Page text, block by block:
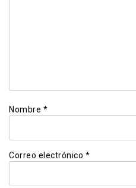
Nombre *
Correo electrónico *